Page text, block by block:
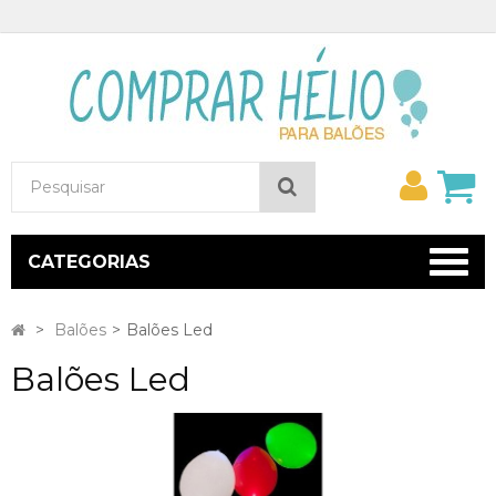
conta
CATEGORIAS
> Balões > Balões Led
Balões Led